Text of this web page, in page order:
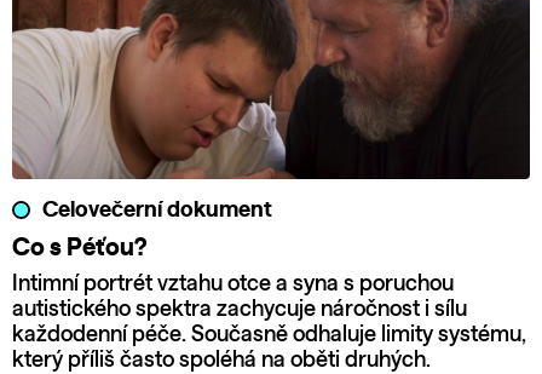
Celovečerní dokument
Co s Péťou?
Intimní portrét vztahu otce a syna s poruchou
autistického spektra zachycuje náročnost i sílu
každodenní péče. Současně odhaluje limity systému,
který příliš často spoléhá na oběti druhých.